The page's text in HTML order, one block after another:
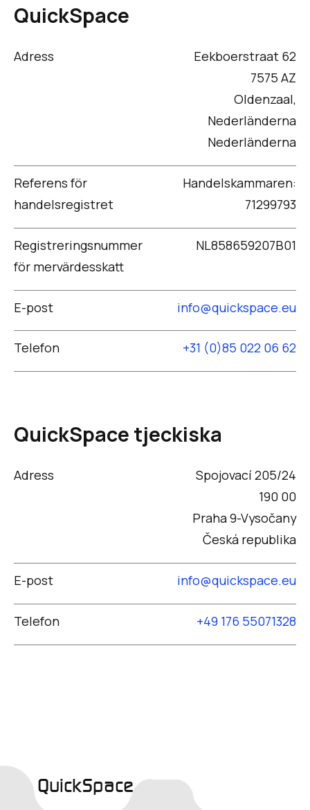
QuickSpace
Adress
Eekboerstraat 62
7575 AZ
Oldenzaal,
Nederländerna
Nederländerna
Handelskammaren:
71299793
Referens för
handelsregistret
NL858659207B01
Registreringsnummer
för mervärdesskatt
info@quickspace.eu
E-post
+31 (0)85 022 06 62
Telefon
QuickSpace tjeckiska
Adress
Spojovací 205/24
190 00
Praha 9-Vysočany
Česká republika
info@quickspace.eu
E-post
+49 176 55071328
Telefon
QuickSpace